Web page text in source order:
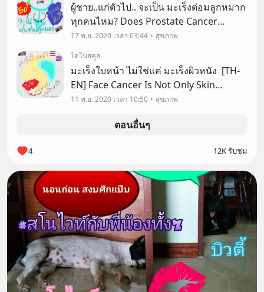
ผู้ชาย..แก่ตัวไป.. จะเป็น มะเร็งต่อมลูกหมาก
ทุกคนไหม? Does Prostate Cancer
Happen In All Male Seniors? เป็นอีกข่าว
เศร้าที่ BCC ได้แจ้งเมื่อวาน (15 พ.ย.63) และ
ต้องร่วมแสดงความเสียใจกับครอบครัวของ
คุณ Ra
17 พ.ย. 2020 เวลา 03:44
สุขภาพ
ไดโนสคูล
มะเร็งใบหน้า ไม่ใช่แค่ มะเร็งผิวหนัง [TH-
EN] Face Cancer Is Not Only Skin
Cancer โดย ภญ. กนกรัตน์ ไชยลาโภ (นก
concept โรคมะเร็ง สืบเนื่องจากตอนที่แล้ว
11 พ.ย. 2020 เวลา 10:50 สุขภาพ
ตอนอื่นๆ
4 12K รับชม